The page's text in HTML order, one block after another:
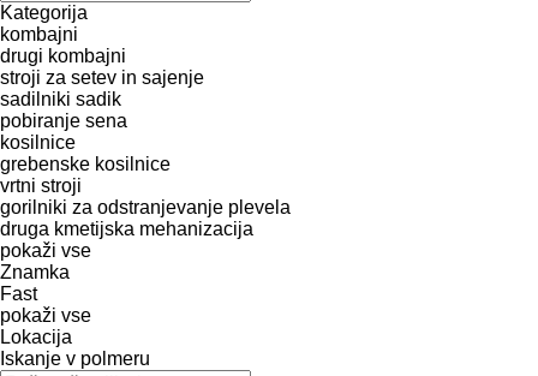
Kategorija
kombajni
drugi kombajni
stroji za setev in sajenje
sadilniki sadik
pobiranje sena
kosilnice
grebenske kosilnice
vrtni stroji
gorilniki za odstranjevanje plevela
druga kmetijska mehanizacija
pokaži vse
Znamka
Fast
pokaži vse
Lokacija
Iskanje v polmeru